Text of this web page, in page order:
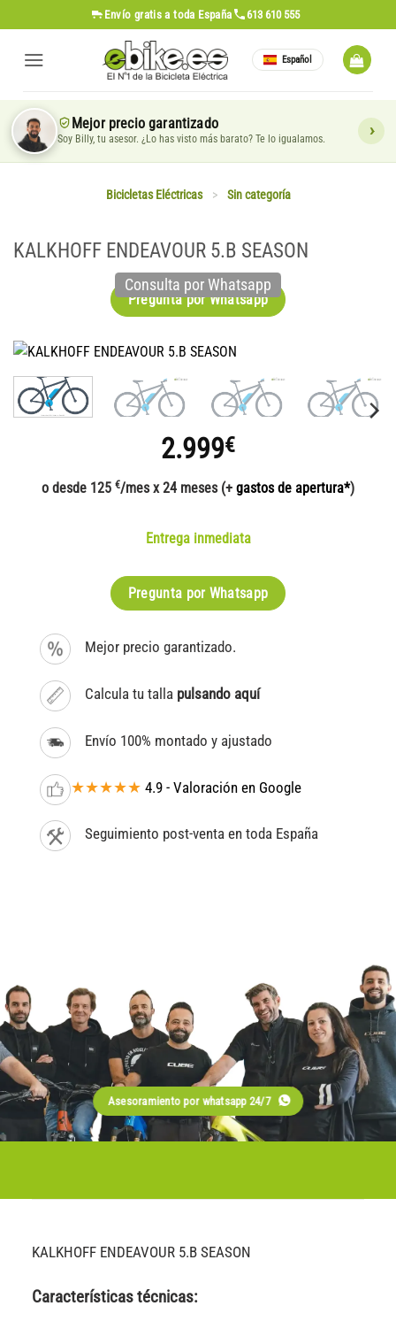
al
contenido
Envío gratis a toda España 613 610 555
Español
Mejor precio garantizado
Soy Billy, tu asesor. ¿Lo has visto más barato? Te lo igualamos.
Bicicletas Eléctricas > Sin categoría
KALKHOFF ENDEAVOUR 5.B SEASON
Pregunta por Whatsapp
Consulta por Whatsapp
2.999€
o desde 125 €/mes x 24 meses (+ gastos de apertura*)
Entrega inmediata
Pregunta por Whatsapp
Mejor precio garantizado.
Calcula tu talla pulsando aquí
Envío 100% montado y ajustado
★★★★★ 4.9 - Valoración en Google
Seguimiento post-venta en toda España
Asesoramiento por whatsapp 24/7
KALKHOFF ENDEAVOUR 5.B SEASON
Características técnicas: